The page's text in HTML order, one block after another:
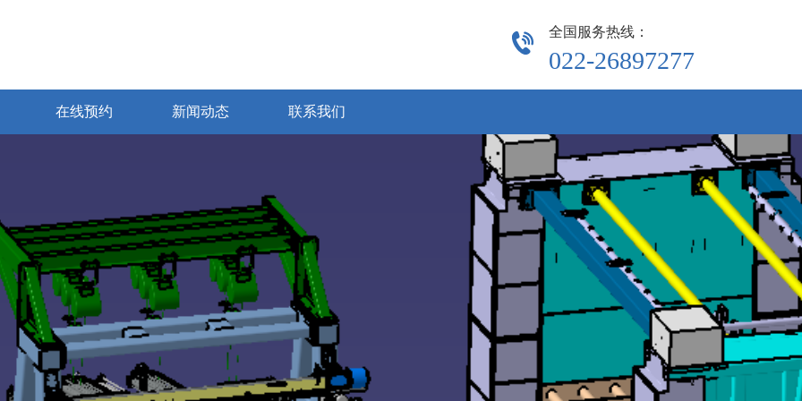
全国服务热线：
022-26897277
在线预约 新闻动态 联系我们